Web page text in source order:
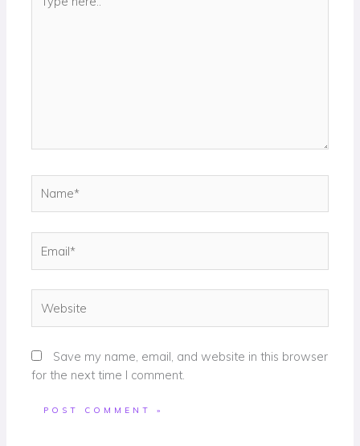
here..
Save my name, email, and website in this browser
for the next time I comment.